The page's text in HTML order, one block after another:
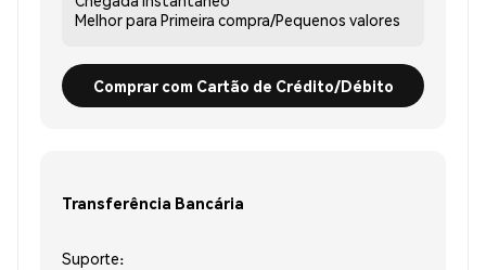
Melhor para Primeira compra/Pequenos valores
Comprar com Cartão de Crédito/Débito
Transferência Bancária
Suporte: